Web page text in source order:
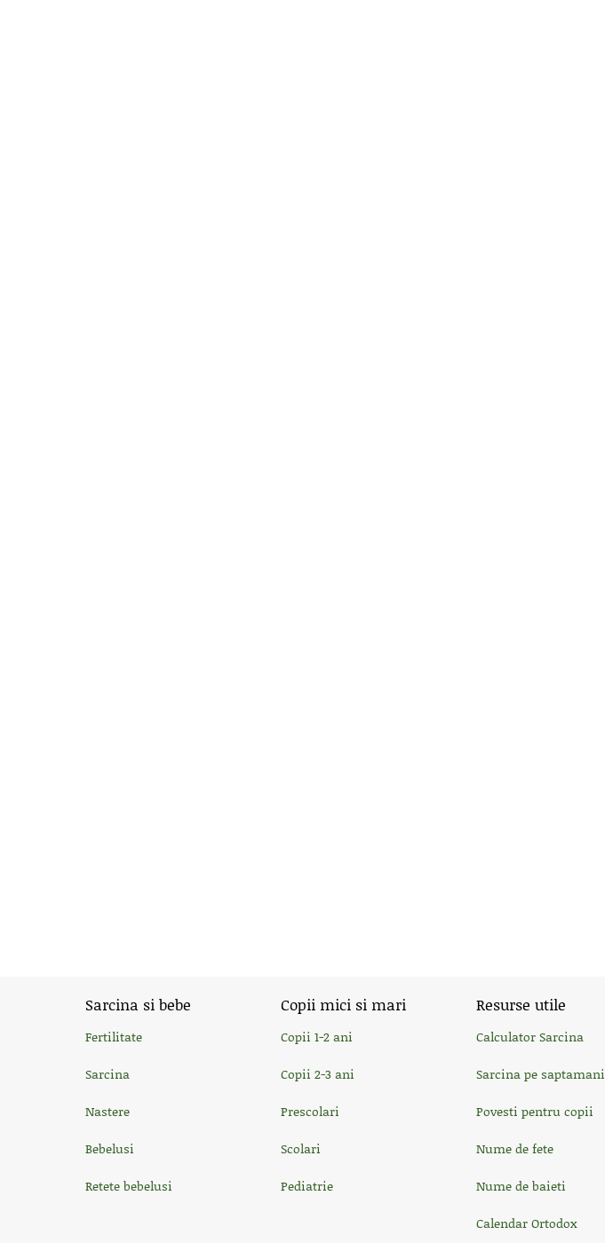
Sarcina si bebe
Fertilitate
Sarcina
Nastere
Bebelusi
Retete bebelusi
Copii mici si mari
Copii 1-2 ani
Copii 2-3 ani
Prescolari
Scolari
Pediatrie
Resurse utile
Calculator Sarcina
Sarcina pe saptamani
Povesti pentru copii
Nume de fete
Nume de baieti
Calendar Ortodox